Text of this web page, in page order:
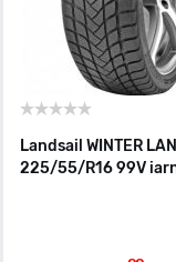
Landsail WINTER
225/55/R16 99V